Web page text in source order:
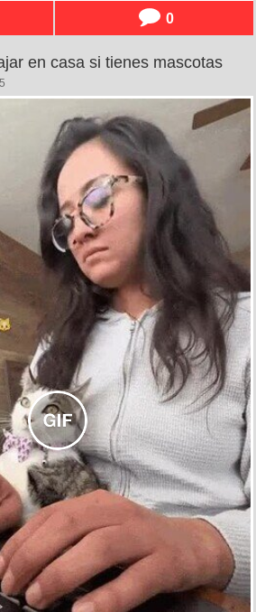
0
en casa si tienes mascotas